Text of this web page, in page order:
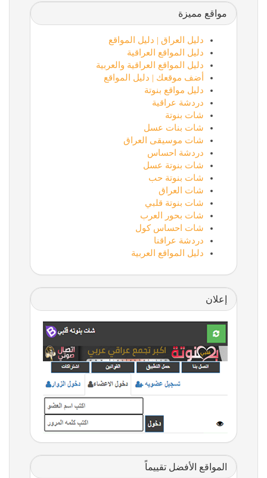
مواقع مميزة
دليل العراق | دليل المواقع
دليل المواقع العراقية
دليل المواقع العراقية والعربية
أضف موقعك | دليل المواقع
دليل مواقع بنوتة
دردشة عراقية
شات بنوتة
شات بنات عسل
شات موسيقى العراق
دردشة احساس
شات بنوتة عسل
شات بنوتة حب
شات العراق
شات بنوتة قلبي
شات بحور العرب
شات احساس كول
دردشة عراقنا
دليل المواقع العربية
إعلان
المواقع الأفضل تقييماً